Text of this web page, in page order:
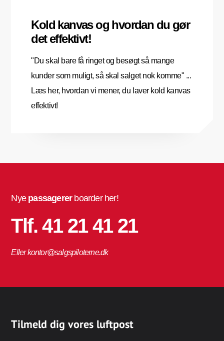
Kold kanvas og hvordan du gør
det effektivt!
"Du skal bare få ringet og besøgt så mange
kunder som muligt, så skal salget nok komme" ...
Læs her, hvordan vi mener, du laver kold kanvas
effektivt!
Tilmeld dig vores luftpost
Nye passagererboarder her!
Tlf. 41 21 41 21
Eller kontor@salgspiloterne.dk